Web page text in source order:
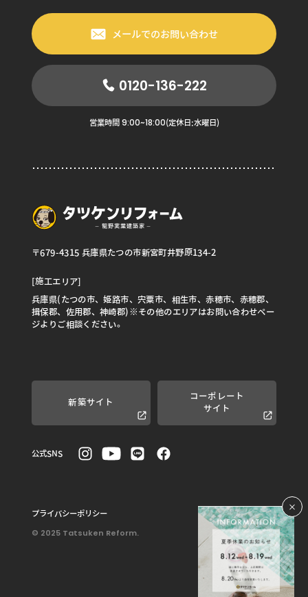
メールでのお問い合わせ
0120-136-222
営業時間 9:00~18:00(定休日:水曜日)
〒679-4315 兵庫県たつの市新宮町井野原134-2
[施工エリア]
兵庫県(たつの市、姫路市、宍粟市、相生市、赤穂市、赤穂郡、
揖保郡、佐用郡、神崎郡)※その他のエリアはお問い合わせペー
ジよりご相談ください。
新築サイト
コーポレート
サイト
公式SNS
プライバシーポリシー
© 2025 Tatsuken Reform.